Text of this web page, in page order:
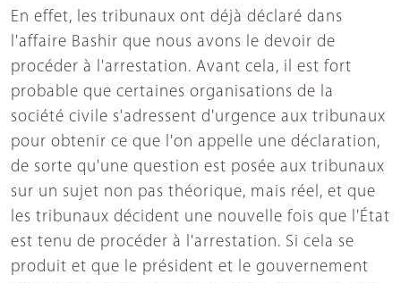
En effet, les tribunaux ont déjà déclaré dans
l'affaire Bashir que nous avons le devoir de
procéder à l'arrestation. Avant cela, il est fort
probable que certaines organisations de la
société civile s'adressent d'urgence aux tribunaux
pour obtenir ce que l'on appelle une déclaration,
de sorte qu'une question est posée aux tribunaux
sur un sujet non pas théorique, mais réel, et que
les tribunaux décident une nouvelle fois que l'État
est tenu de procéder à l'arrestation. Si cela se
produit et que le président et le gouvernement